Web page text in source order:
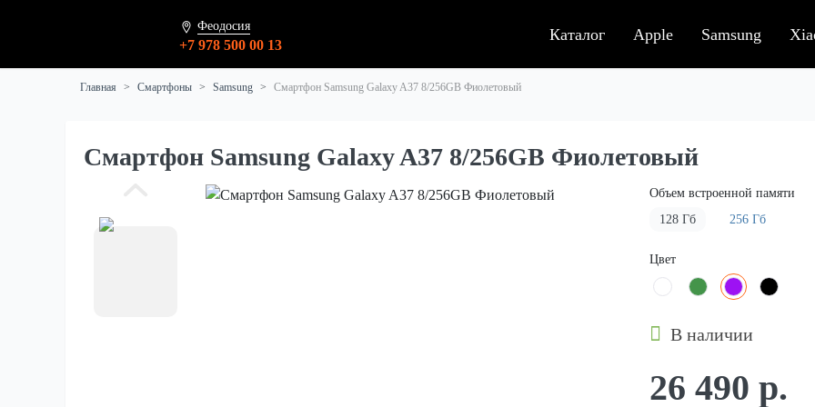
Феодосия
+7 978 500 00 13
Каталог Apple Samsung
Главная Смартфоны Samsung Смартфон Samsung Galaxy A37 8/256GB Фиолетовый
Смартфон Samsung Galaxy A37 8/256GB Фиолетовый
Объем встроенной памяти
128 Гб
256 Гб
Цвет
В наличии
26 490 р.